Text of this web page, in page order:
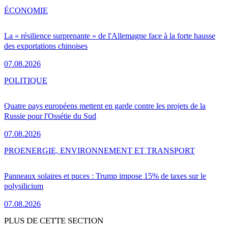
La « résilience surprenante » de l'Allemagne face à la forte hausse
des exportations chinoises
07.08.2026
ÉCONOMIE
Quatre pays européens mettent en garde contre les projets de la
Russie pour l'Ossétie du Sud
07.08.2026
POLITIQUE
Panneaux solaires et puces : Trump impose 15% de taxes sur le
polysilicium
07.08.2026
PROENERGIE, ENVIRONNEMENT ET TRANSPORT
PLUS DE CETTE SECTION